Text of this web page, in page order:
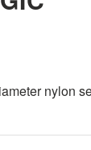
nylon